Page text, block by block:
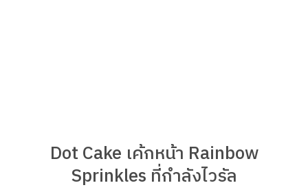
Dot Cake เค้กหน้า Rainbow
Sprinkles ที่กำลังไวรัล